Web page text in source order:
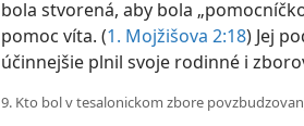
bola stvorená, aby bola
pomoc víta. (1. Mojžišova 2:18) Jej
účinnejšie plnil svoje rodinné i
9. Kto bol v tesalonickom zbore